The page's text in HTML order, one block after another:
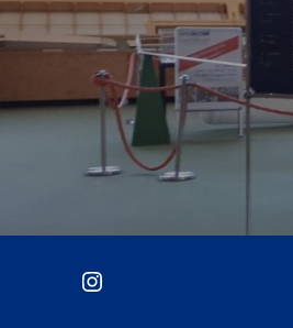
Instagram